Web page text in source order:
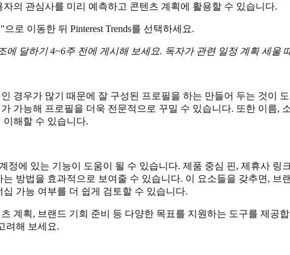
의 관심사를 미리 예측하고 콘텐츠 계획에 활용할 수 있습니다.
로 이동한 뒤 Pinterest Trends를 선택하세요.
에 달하기 4~6주 전에 게시해 보세요. 독자가 관련 일정 계획 세울
경우가 많기 때문에 잘 구성된 프로필을 하는 만들어 두는 것이
가능해 프로필을 더욱 전문적으로 꾸밀 수 있습니다. 또한 이름,
해할 수 있습니다.
정에 있는 기능이 도움이 될 수 있습니다. 제품 중심 핀, 제휴사 링
방법을 효과적으로 보여줄 수 있습니다. 이 요소들을 갖추면, 브
가능 여부를 더 쉽게 검토할 수 있습니다.
계획, 브랜드 기회 준비 등 다양한 목표를 지원하는 도구를 제공
려해 보세요.